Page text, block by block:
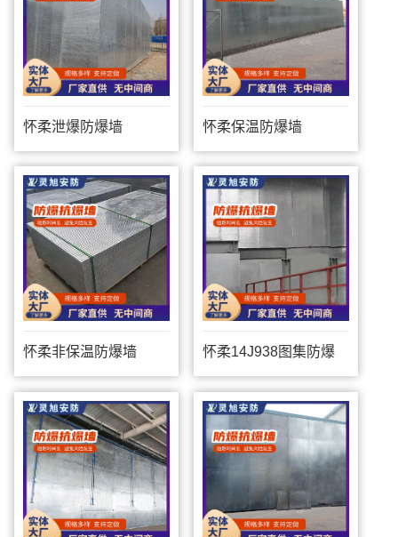
怀柔泄爆防爆墙 怀柔保温防爆墙
怀柔非保温防爆墙 怀柔14J938图集防爆
墙